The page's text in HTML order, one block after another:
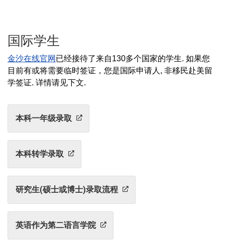
国际学生
金沙在线官网 已经接待了来自130多个国家的学生. 如果您
目前有或将需要临时签证，您是国际申请人, 非移民赴美留
学签证. 详情请见下文.
本科一年级录取
本科转学录取
研究生(硕士或博士)录取流程
英语作为第二语言学院